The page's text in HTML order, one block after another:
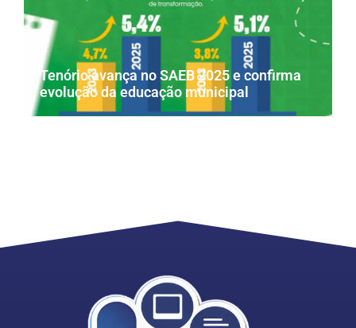
Tenório avança no SAEB 2025 e confirma
evolução da educação municipal